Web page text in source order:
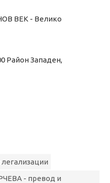
ВЕК - Велико
Район Западен,
- превод и